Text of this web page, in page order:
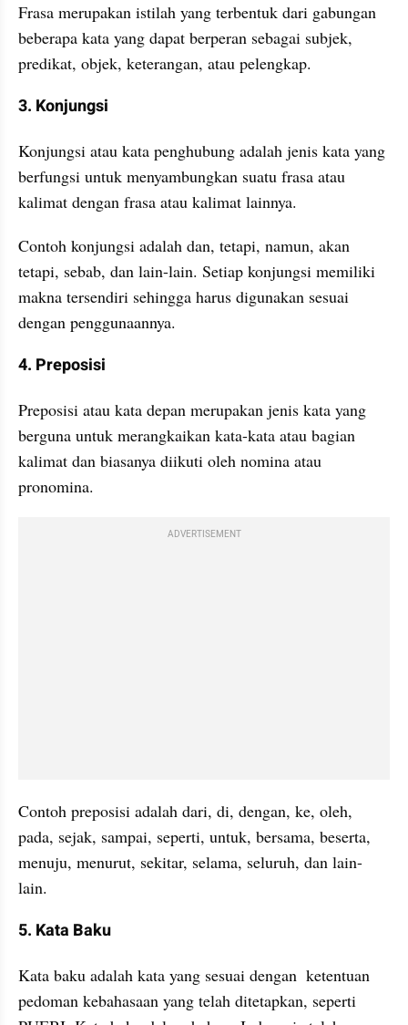
Frasa merupakan istilah yang terbentuk dari gabungan
beberapa kata yang dapat berperan sebagai subjek,
predikat, objek, keterangan, atau pelengkap.
3. Konjungsi
Konjungsi atau kata penghubung adalah jenis kata yang
berfungsi untuk menyambungkan suatu frasa atau
kalimat dengan frasa atau kalimat lainnya.
Contoh konjungsi adalah dan, tetapi, namun, akan
tetapi, sebab, dan lain-lain. Setiap konjungsi memiliki
makna tersendiri sehingga harus digunakan sesuai
dengan penggunaannya.
4. Preposisi
Preposisi atau kata depan merupakan jenis kata yang
berguna untuk merangkaikan kata-kata atau bagian
kalimat dan biasanya diikuti oleh nomina atau
pronomina.
ADVERTISEMENT
Contoh preposisi adalah dari, di, dengan, ke, oleh,
pada, sejak, sampai, seperti, untuk, bersama, beserta,
menuju, menurut, sekitar, selama, seluruh, dan lain-
lain.
5. Kata Baku
Kata baku adalah kata yang sesuai dengan  ketentuan
pedoman kebahasaan yang telah ditetapkan, seperti